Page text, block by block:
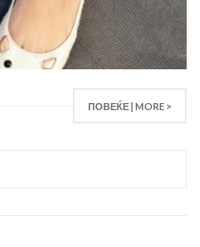
ПОВЕЌЕ | MORE >